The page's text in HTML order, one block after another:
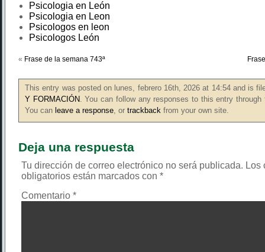
Psicologia en León
Psicologia en Leon
Psicologos en leon
Psicologos León
« Frase de la semana 743ª
This entry was posted on lunes, febrero 16th, 2026 at 14:54 and is
Y FORMACIÓN. You can follow any responses to this entry
You can leave a response, or trackback from your own site.
Deja una respuesta
Tu dirección de correo electrónico no será publicada. Los
obligatorios están marcados con *
Comentario *